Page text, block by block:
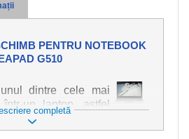
PENTRU NOTEBOOK
G510
dintre cele mai
un laptop, astfel
să oferim piese de
mai bună calitate.
completă